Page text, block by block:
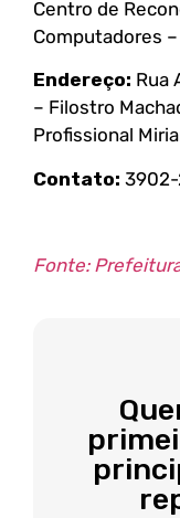
Centro de
Computadores –
Endereço: Rua
– Filostro
Profissional
Contato: 3902-
Fonte: